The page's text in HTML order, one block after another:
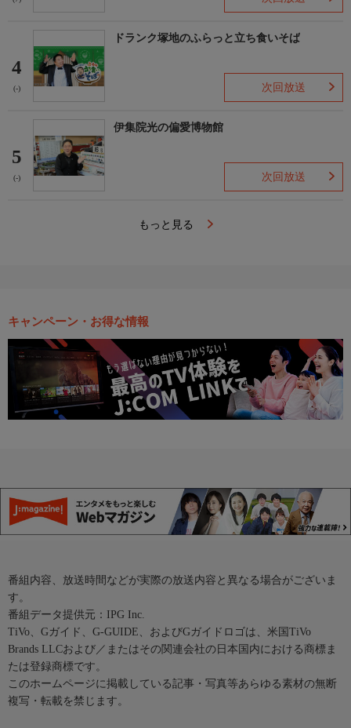
4
(-)
ドランク塚地のふらっと立ち食いそば
次回放送
5
(-)
伊集院光の偏愛博物館
次回放送
もっと見る
キャンペーン・お得な情報
番組内容、放送時間などが実際の放送内容と異なる場合がございま
す。
番組データ提供元：IPG Inc.
TiVo、Gガイド、G-GUIDE、およびGガイドロゴは、米国TiVo
Brands LLCおよび／またはその関連会社の日本国内における商標ま
たは登録商標です。
このホームページに掲載している記事・写真等あらゆる素材の無断
複写・転載を禁じます。